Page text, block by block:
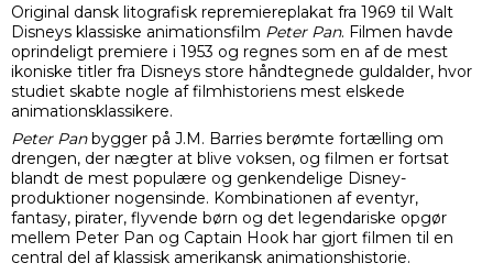
Original dansk litografisk repremiereplakat fra 1969 til Walt
Disneys klassiske animationsfilm Peter Pan. Filmen havde
oprindeligt premiere i 1953 og regnes som en af de mest
ikoniske titler fra Disneys store håndtegnede guldalder, hvor
studiet skabte nogle af filmhistoriens mest elskede
animationsklassikere.
Peter Panbygger på J.M. Barries berømte fortælling om
drengen, der nægter at blive voksen, og filmen er fortsat
blandt de mest populære og genkendelige Disney-
produktioner nogensinde. Kombinationen af eventyr,
fantasy, pirater, flyvende børn og det legendariske opgør
mellem Peter Pan og Captain Hook har gjort filmen til en
central del af klassisk amerikansk animationshistorie.